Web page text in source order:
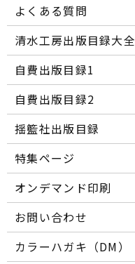
よくある質問
清水工房出版目録大全
自費出版目録1
自費出版目録2
揺籃社出版目録
特集ページ
オンデマンド印刷
お問い合わせ
カラーハガキ（DM）